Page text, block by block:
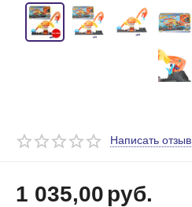
Написать отзыв
1 035,00руб.